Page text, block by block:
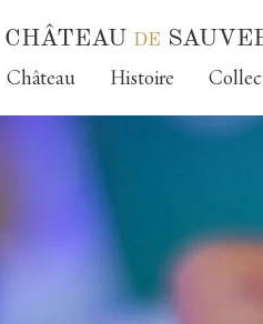
CHÂTEAU DE
Château Histoire